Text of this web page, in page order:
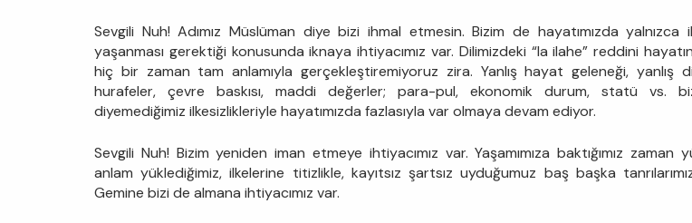
Sevgili Nuh! Adımız Müslüman diye bizi ihmal etmesin. Bizim de hayatımızda yalnızca
yaşanması gerektiği konusunda iknaya ihtiyacımız var. Dilimizdeki “la ilahe” reddini
hiç bir zaman tam anlamıyla gerçekleştiremiyoruz zira. Yanlış hayat geleneği, yanlış
hurafeler, çevre baskısı, maddi değerler; para-pul, ekonomik durum, statü vs.
diyemediğimiz ilkesizlikleriyle hayatımızda fazlasıyla var olmaya devam ediyor.
Sevgili Nuh! Bizim yeniden iman etmeye ihtiyacımız var. Yaşamımıza baktığımız zaman
anlam yüklediğimiz, ilkelerine titizlikle, kayıtsız şartsız uyduğumuz baş başka
Gemine bizi de almana ihtiyacımız var.